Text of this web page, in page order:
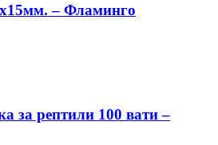
– Фламинго
за рептили 100 вати –